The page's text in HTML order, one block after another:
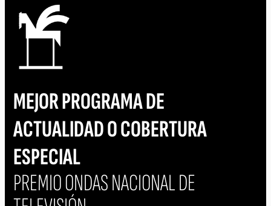
MEJOR PROGRAMA DE
ACTUALIDAD O COBERTURA
ESPECIAL
PREMIO ONDAS NACIONAL DE